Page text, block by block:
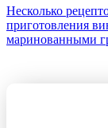
Несколько
приготовления
маринованными